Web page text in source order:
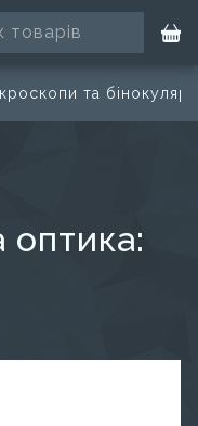
та бінокуляри
оптика: